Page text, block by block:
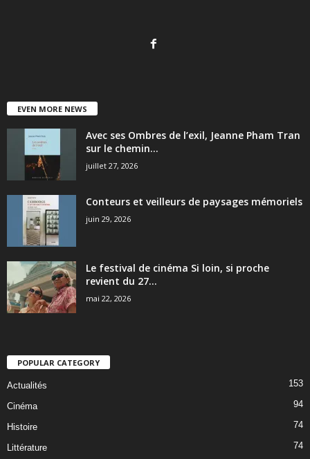
EVEN MORE NEWS
Avec ses Ombres de l’exil, Jeanne Pham Tran
sur le chemin...
juillet 27, 2026
Conteurs et veilleurs de paysages mémoriels
juin 29, 2026
Le festival de cinéma Si loin, si proche
revient du 27...
mai 22, 2026
POPULAR CATEGORY
Actualités 153
Cinéma 94
Histoire 74
Littérature 74